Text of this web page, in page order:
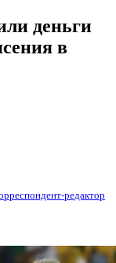
деньги
в
редактор